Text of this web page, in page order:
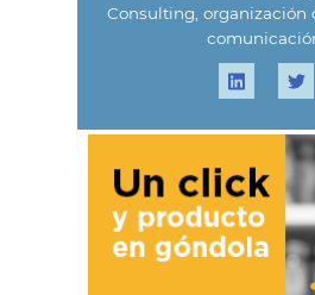
Consulting, organización